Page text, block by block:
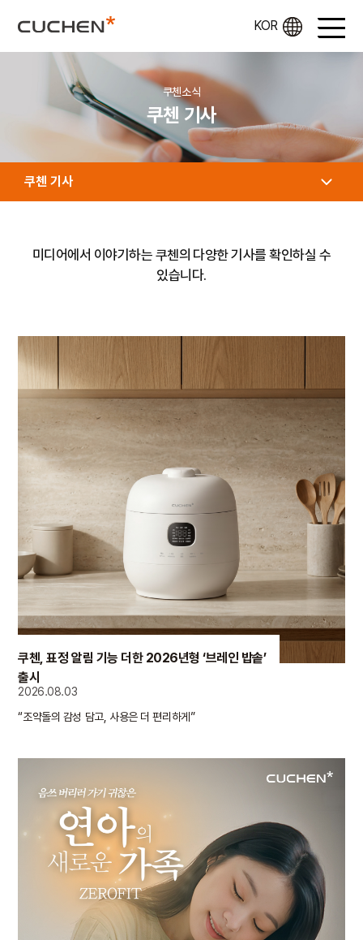
쿠첸소식
쿠첸 기사
쿠첸 기사
미디어에서 이야기하는 쿠첸의 다양한 기사를 확인하실 수
있습니다.
쿠첸, 표정 알림 기능 더한 2026년형 ‘브레인 밥솥’
출시
2026.08.03
“조약돌의 감성 담고, 사용은 더 편리하게”